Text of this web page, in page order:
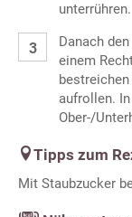
unterrühren.
Danach
einem
aufrollen.
Ober-/
Tipps zum
Mit Staubzucker